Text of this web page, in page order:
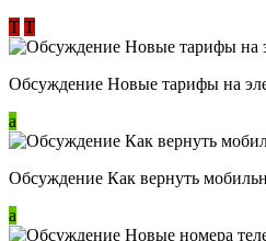
Т Т
Обсуждение Новые тарифы на
a
Обсуждение Как вернуть
a